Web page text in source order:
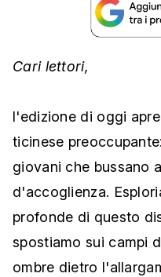
Cari lettori,
l'edizione di oggi
ticinese
giovani che bussano
d'accoglienza.
profonde di questo
spostiamo sui campi
ombre dietro